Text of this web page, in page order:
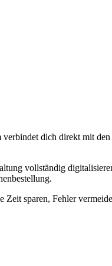
dich direkt mit
vollständig
sparen, Fehler